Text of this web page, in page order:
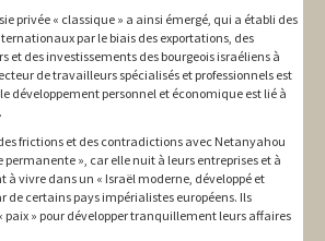
privée « classique » a ainsi émergé, qui a établi des
par le biais des exportations, des
et des investissements des bourgeois israéliens à
de travailleurs spécialisés et professionnels est
développement personnel et économique est lié à
frictions et des contradictions avec Netanyahou
permanente », car elle nuit à leurs entreprises et à
à vivre dans un « Israël moderne, développé et
de certains pays impérialistes européens. Ils
paix » pour développer tranquillement leurs affaires